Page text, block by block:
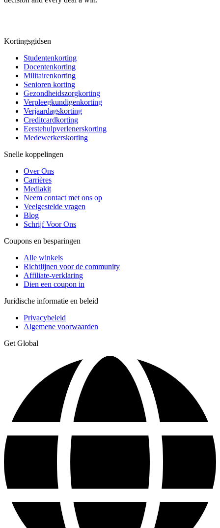
Kortingsgidsen
Studentenkorting
Docentenkorting
Militairenkorting
Senioren korting
Gezondheidszorgkorting
Verpleegkundigenkorting
Verjaardagskorting
Creditcardkorting
Eerstehulpverlenerskorting
Medewerkerskorting
Snelle koppelingen
Over Ons
Carrières
Mediakit
Neem contact met ons op
Veelgestelde vragen
Blog
Schrijf Voor Ons
Coupons en besparingen
Alle winkels
Richtlijnen voor de community
Affiliate-verklaring
Dien een coupon in
Juridische informatie en beleid
Privacybeleid
Algemene voorwaarden
Get Global